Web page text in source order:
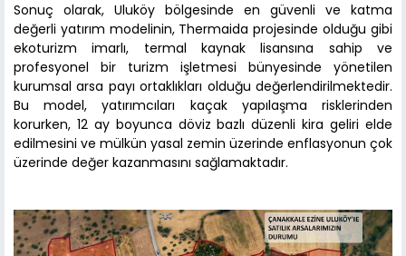
Sonuç olarak, Uluköy bölgesinde en güvenli ve katma
değerli yatırım modelinin, Thermaida projesinde olduğu gibi
ekoturizm imarlı, termal kaynak lisansına sahip ve
profesyonel bir turizm işletmesi bünyesinde yönetilen
kurumsal arsa payı ortaklıkları olduğu değerlendirilmektedir.
Bu model, yatırımcıları kaçak yapılaşma risklerinden
korurken, 12 ay boyunca döviz bazlı düzenli kira geliri elde
edilmesini ve mülkün yasal zemin üzerinde enflasyonun çok
üzerinde değer kazanmasını sağlamaktadır.